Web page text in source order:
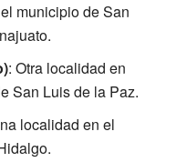
municipio de San
: Otra localidad en
San Luis de la Paz.
localidad en el